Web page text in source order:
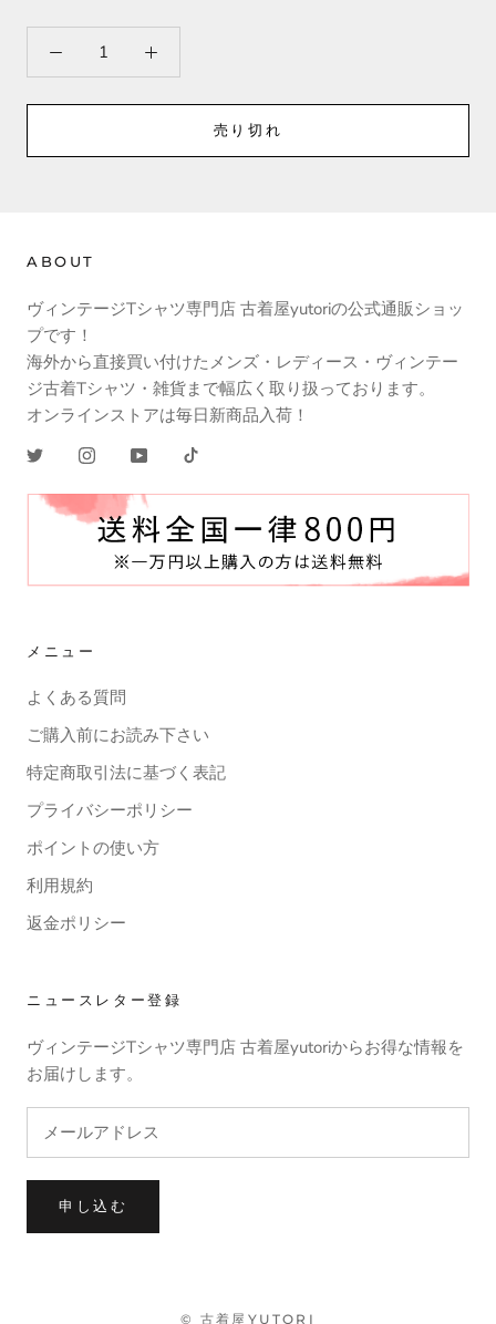
売り切れ
ABOUT
ヴィンテージTシャツ専門店 古着屋yutoriの公式通販ショッ
プです！
海外から直接買い付けたメンズ・レディース・ヴィンテー
ジ古着Tシャツ・雑貨まで幅広く取り扱っております。
オンラインストアは毎日新商品入荷！
メニュー
よくある質問
ご購入前にお読み下さい
特定商取引法に基づく表記
プライバシーポリシー
ポイントの使い方
利用規約
返金ポリシー
ニュースレター登録
ヴィンテージTシャツ専門店 古着屋yutoriからお得な情報を
お届けします。
申し込む
© 古着屋YUTORI